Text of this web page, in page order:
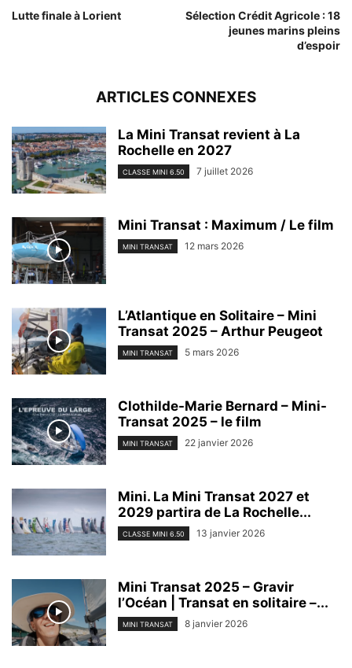
Lutte finale à Lorient
Sélection Crédit Agricole : 18
jeunes marins pleins
d’espoir
ARTICLES CONNEXES
La Mini Transat revient à La
Rochelle en 2027
CLASSE MINI 6.50 7 juillet 2026
Mini Transat : Maximum / Le film
MINI TRANSAT 12 mars 2026
L’Atlantique en Solitaire – Mini
Transat 2025 – Arthur Peugeot
MINI TRANSAT 5 mars 2026
Clothilde-Marie Bernard – Mini-
Transat 2025 – le film
MINI TRANSAT 22 janvier 2026
Mini. La Mini Transat 2027 et
2029 partira de La Rochelle...
CLASSE MINI 6.50 13 janvier 2026
Mini Transat 2025 – Gravir
l’Océan | Transat en solitaire –...
MINI TRANSAT 8 janvier 2026